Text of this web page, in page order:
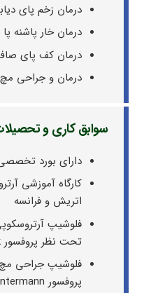
درمان زخم پای
درمان خار پاشنه پا
درمان کف پای
درمان و جراحی مچ
سوابق کاری و
دارای بورد تخصصی
کارگاه آموزشی
اتریش و فرانسه
فلوشیپ
تحت نظر پروفسور Van Dijk
فلوشیپ جراحی
پروفسور Hintermann